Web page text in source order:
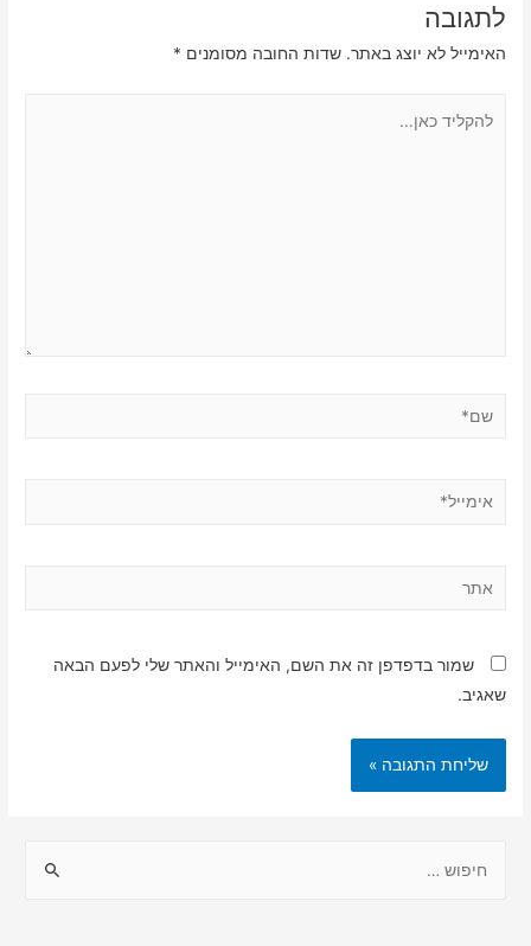
לתגובה
האימייל לא יוצג באתר. שדות החובה מסומנים *
שמור בדפדפן זה את השם, האימייל והאתר שלי לפעם הבאה
שאגיב.